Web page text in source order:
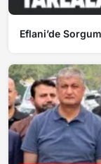
Eflani’de